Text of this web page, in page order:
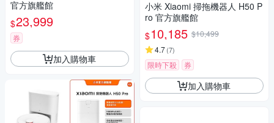
官方旗艦館
$23,999
券
加入購物車
小米 Xiaomi 掃拖機器人 H50 P
ro 官方旗艦館
$10,185 $10,499
4.7(7)
限時下殺 券
加入購物車